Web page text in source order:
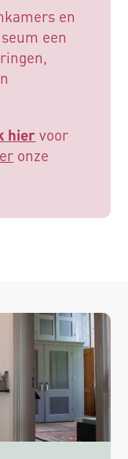
en
een
hier voor
onze